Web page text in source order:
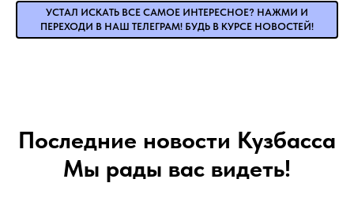
УСТАЛ ИСКАТЬ ВСЕ САМОЕ ИНТЕРЕСНОЕ? НАЖМИ И
ПЕРЕХОДИ В НАШ ТЕЛЕГРАМ! БУДЬ В КУРСЕ НОВОСТЕЙ!
Последние новости Кузбасса
Мы рады вас видеть!